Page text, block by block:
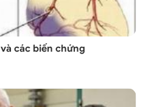
các biến chứng